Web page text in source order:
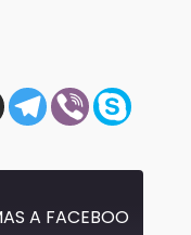
A FACEBOOK?